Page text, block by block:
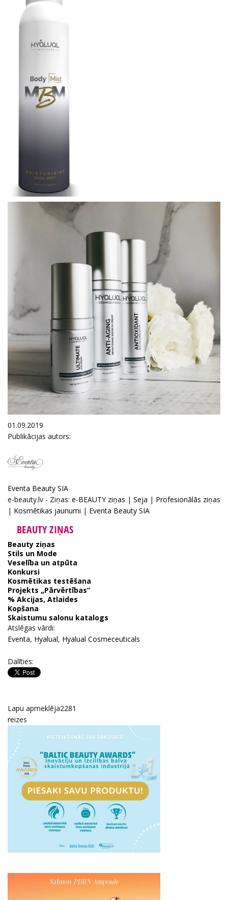
01.09.2019
Publikācijas autors:
Eventa Beauty SIA
e-beauty.lv - Ziņas: e-BEAUTY ziņas | Seja | Profesionālās ziņas
| Kosmētikas jaunumi | Eventa Beauty SIA
BEAUTY ZIŅAS
Beauty ziņas
Stils un Mode
Veselība un atpūta
Konkursi
Kosmētikas testēšana
Projekts „Pārvērtības”
% Akcijas, Atlaides
Kopšana
Skaistumu salonu katalogs
Atslēgas vārdi:
Eventa, Hyalual, Hyalual Cosmeceuticals
Dalīties:
Lapu apmeklēja2281
reizes